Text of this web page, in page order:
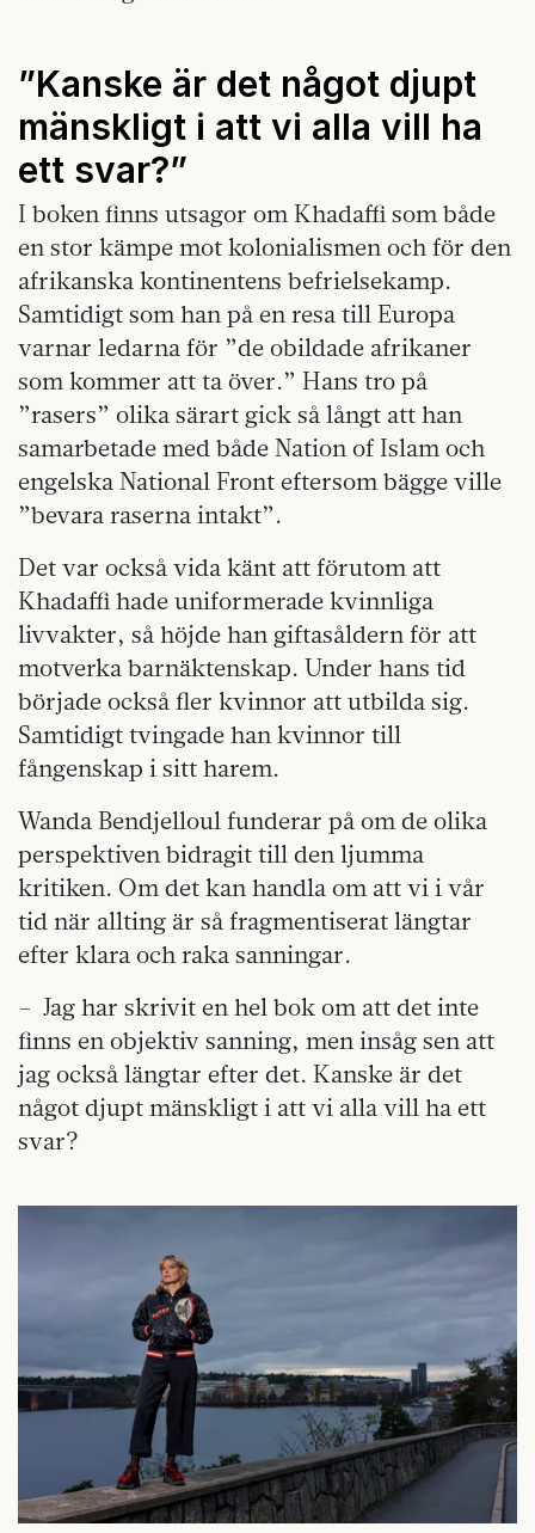
”Kanske är det något djupt
mänskligt i att vi alla vill ha
ett svar?”
I boken finns utsagor om Khadaffi som både
en stor kämpe mot kolonialismen och för den
afrikanska kontinentens befrielsekamp.
Samtidigt som han på en resa till Europa
varnar ledarna för ”de obildade afrikaner
som kommer att ta över.” Hans tro på
”rasers” olika särart gick så långt att han
samarbetade med både Nation of Islam och
engelska National Front eftersom bägge ville
”bevara raserna intakt”.
Det var också vida känt att förutom att
Khadaffi hade uniformerade kvinnliga
livvakter, så höjde han giftasåldern för att
motverka barnäktenskap. Under hans tid
började också fler kvinnor att utbilda sig.
Samtidigt tvingade han kvinnor till
fångenskap i sitt harem.
Wanda Bendjelloul funderar på om de olika
perspektiven bidragit till den ljumma
kritiken. Om det kan handla om att vi i vår
tid när allting är så fragmentiserat längtar
efter klara och raka sanningar.
– Jag har skrivit en hel bok om att det inte
finns en objektiv sanning, men insåg sen att
jag också längtar efter det. Kanske är det
något djupt mänskligt i att vi alla vill ha ett
svar?